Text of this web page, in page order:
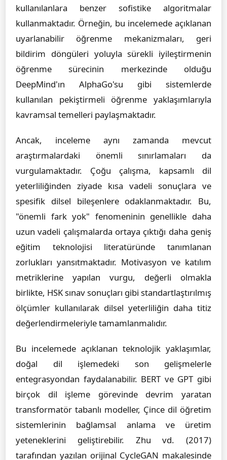
kullanılanlara benzer sofistike algoritmalar
kullanmaktadır. Örneğin, bu incelemede açıklanan
uyarlanabilir öğrenme mekanizmaları, geri
bildirim döngüleri yoluyla sürekli iyileştirmenin
öğrenme sürecinin merkezinde olduğu
DeepMind'ın AlphaGo'su gibi sistemlerde
kullanılan pekiştirmeli öğrenme yaklaşımlarıyla
kavramsal temelleri paylaşmaktadır.
Ancak, inceleme aynı zamanda mevcut
araştırmalardaki önemli sınırlamaları da
vurgulamaktadır. Çoğu çalışma, kapsamlı dil
yeterliliğinden ziyade kısa vadeli sonuçlara ve
spesifik dilsel bileşenlere odaklanmaktadır. Bu,
"önemli fark yok" fenomeninin genellikle daha
uzun vadeli çalışmalarda ortaya çıktığı daha geniş
eğitim teknolojisi literatüründe tanımlanan
zorlukları yansıtmaktadır. Motivasyon ve katılım
metriklerine yapılan vurgu, değerli olmakla
birlikte, HSK sınav sonuçları gibi standartlaştırılmış
ölçümler kullanılarak dilsel yeterliliğin daha titiz
değerlendirmeleriyle tamamlanmalıdır.
Bu incelemede açıklanan teknolojik yaklaşımlar,
doğal dil işlemedeki son gelişmelerle
entegrasyondan faydalanabilir. BERT ve GPT gibi
birçok dil işleme görevinde devrim yaratan
transformatör tabanlı modeller, Çince dil öğretim
sistemlerinin bağlamsal anlama ve üretim
yeteneklerini geliştirebilir. Zhu vd. (2017)
tarafından yazılan orijinal CycleGAN makalesinde